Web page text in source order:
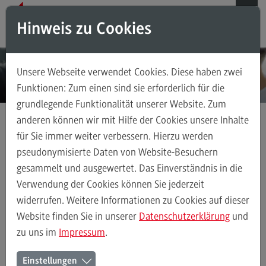
Direkt zum Inhalt
Direkt zum Hauptmenu
Direkt zum Footer
Das ZHL
Das ZHL
Über uns
Ansprechpersonen
Stellenangebote
(External link)
Hochschuldidaktik
Hochschuldidaktik
Das Onlineangebot
Durchführung der Lehrveranstaltungen
Tools
ChatGPT
Hinweis zu Cookies
Unsere Webseite verwendet Cookies. Diese haben zwei
Funktionen: Zum einen sind sie erforderlich für die
grundlegende Funktionalität unserer Website. Zum
anderen können wir mit Hilfe der Cookies unsere Inhalte
für Sie immer weiter verbessern. Hierzu werden
pseudonymisierte Daten von Website-Besuchern
gesammelt und ausgewertet. Das Einverständnis in die
Verwendung der Cookies können Sie jederzeit
widerrufen. Weitere Informationen zu Cookies auf dieser
Website finden Sie in unserer Datenschutzerklärung und
zu uns im Impressum.
Einstellungen